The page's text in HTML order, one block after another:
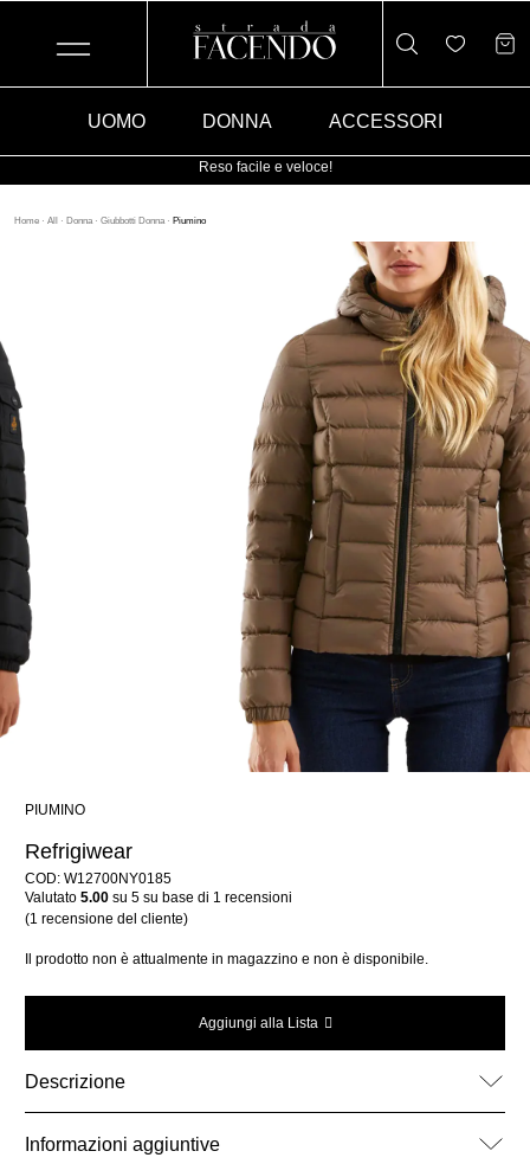
UOMO DONNA ACCESSORI
Reso facile e veloce!
Home · All · Donna · Giubbotti Donna · Piumino
PIUMINO
Refrigiwear
COD: W12700NY0185
Valutato 5.00 su 5 su base di 1 recensioni
(1 recensione del cliente)
Il prodotto non è attualmente in magazzino e non è disponibile.
Aggiungi alla Lista
Descrizione
Informazioni aggiuntive